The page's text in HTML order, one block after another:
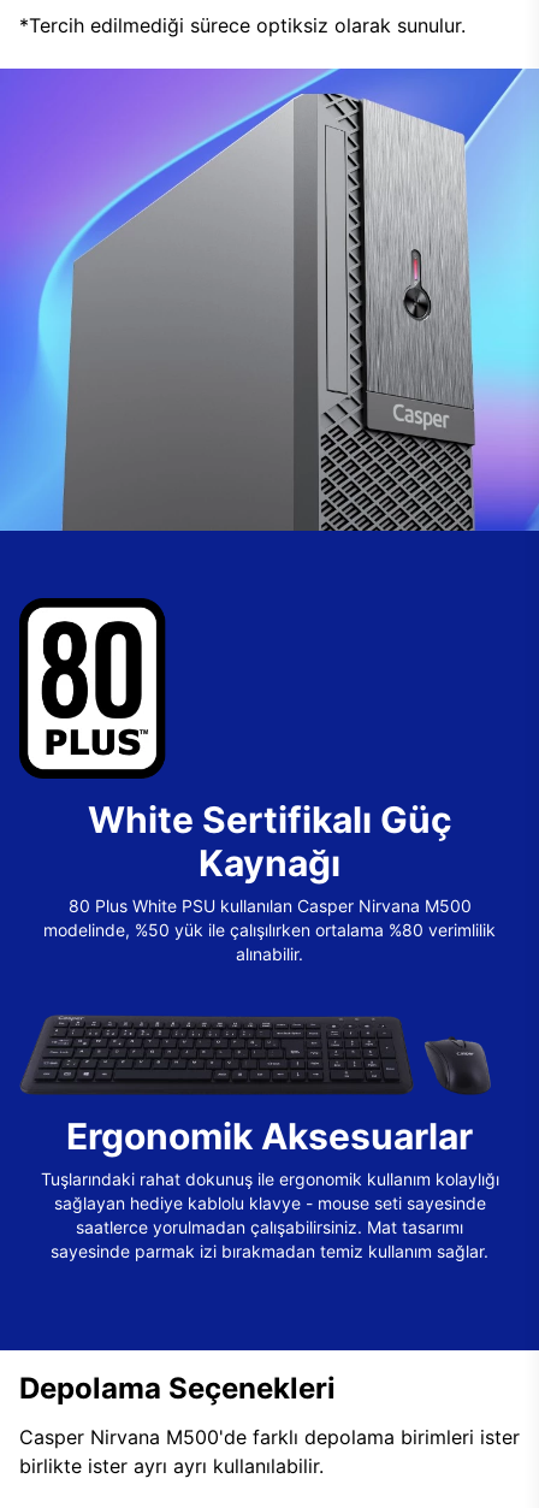
*Tercih edilmediği sürece optiksiz olarak sunulur.
White Sertifikalı Güç
Kaynağı
80 Plus White PSU kullanılan Casper Nirvana M500
modelinde, %50 yük ile çalışılırken ortalama %80 verimlilik
alınabilir.
Ergonomik Aksesuarlar
Tuşlarındaki rahat dokunuş ile ergonomik kullanım kolaylığı
sağlayan hediye kablolu klavye - mouse seti sayesinde
saatlerce yorulmadan çalışabilirsiniz. Mat tasarımı
sayesinde parmak izi bırakmadan temiz kullanım sağlar.
Depolama Seçenekleri
Casper Nirvana M500'de farklı depolama birimleri ister
birlikte ister ayrı ayrı kullanılabilir.